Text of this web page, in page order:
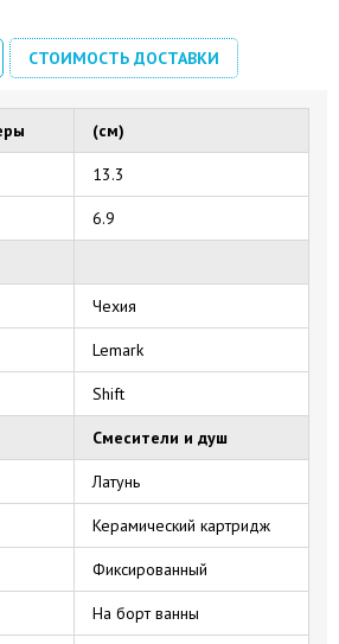
СТОИМОСТЬ ДОСТАВКИ
(см)
13.3
6.9
Чехия
Lemark
Shift
Смесители и душ
Латунь
Керамический картридж
Фиксированный
На борт ванны